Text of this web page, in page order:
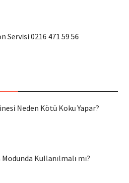
Servisi 0216 471 59 56
Neden Kötü Koku Yapar?
Kullanılmalı mı?